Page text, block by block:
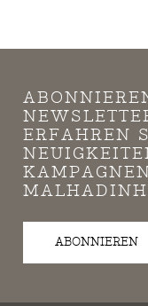
ERFAHREN
ABONNIEREN